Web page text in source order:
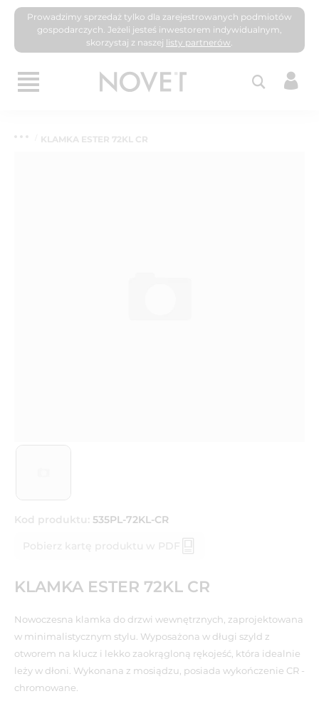
Prowadzimy sprzedaż tylko dla zarejestrowanych podmiotów
gospodarczych. Jeżeli jesteś inwestorem indywidualnym,
skorzystaj z naszej listy partnerów.
KLAMKA ESTER 72KL CR
Kod produktu: 535PL-72KL-CR
Pobierz kartę produktu w PDF
KLAMKA ESTER 72KL CR
Nowoczesna klamka do drzwi wewnętrznych, zaprojektowana
w minimalistycznym stylu. Wyposażona w długi szyld z
otworem na klucz i lekko zaokrągloną rękojeść, która idealnie
leży w dłoni. Wykonana z mosiądzu, posiada wykończenie CR -
chromowane.